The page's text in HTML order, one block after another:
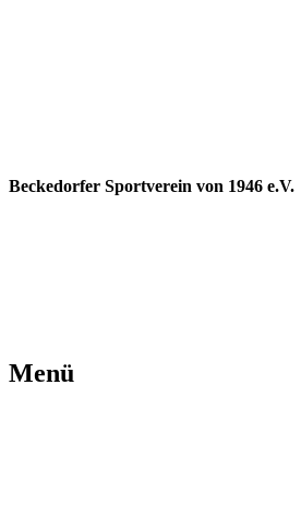
Beckedorfer Sportverein von 1946 e.V.
Menü